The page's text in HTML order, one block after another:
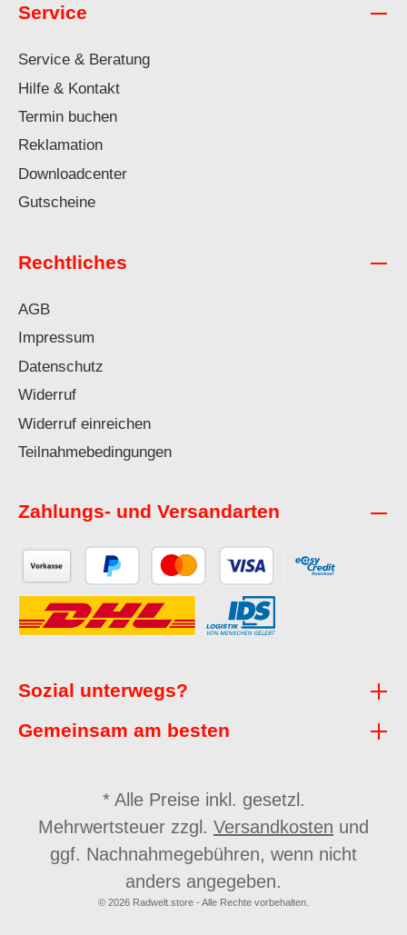
Service
Service & Beratung
Hilfe & Kontakt
Termin buchen
Reklamation
Downloadcenter
Gutscheine
Rechtliches
AGB
Impressum
Datenschutz
Widerruf
Widerruf einreichen
Teilnahmebedingungen
Zahlungs- und Versandarten
Sozial unterwegs?
Gemeinsam am besten
* Alle Preise inkl. gesetzl.
Mehrwertsteuer zzgl. Versandkosten und
ggf. Nachnahmegebühren, wenn nicht
anders angegeben.
© 2026 Radwelt.store - Alle Rechte vorbehalten.